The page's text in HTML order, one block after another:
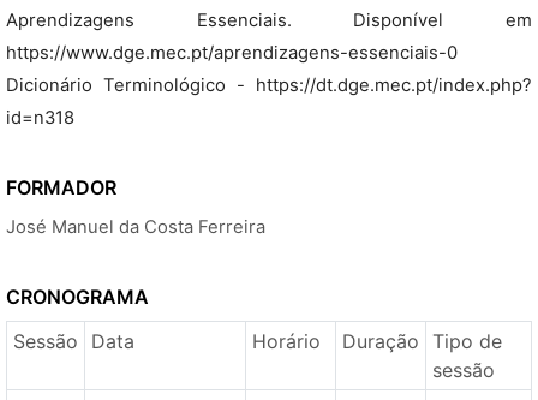
Aprendizagens Essenciais. Disponível em
https://www.dge.mec.pt/aprendizagens-essenciais-0
Dicionário Terminológico - https://dt.dge.mec.pt/index.php?
id=n318
FORMADOR
José Manuel da Costa Ferreira
CRONOGRAMA
Sessão
Data Horário Duração Tipo de
sessão